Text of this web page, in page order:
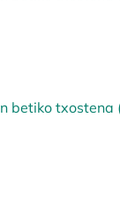
betiko txostena